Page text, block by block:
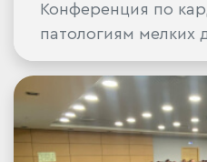
Конференция по
патологиям